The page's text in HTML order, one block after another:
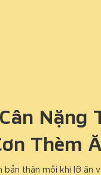
Nặng
Thèm
thân mỗi khi lỡ ăn